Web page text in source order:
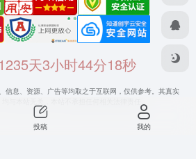
1235天3小时44分18秒
信息、资源、广告等均取之于互联网，仅供参考。其真实
投稿 我的